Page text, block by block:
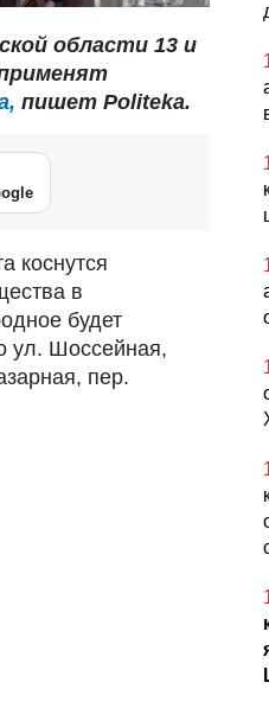
области 13 и
пишет Politeka.
коснутся
в
будет
ул. Шоссейная,
пер.